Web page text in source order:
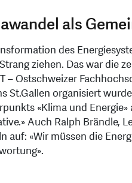
als
des
ziehen. Das war die
– Ostschweizer
St.Gallen organisiert
«Klima und
Auch Ralph Brändle,
auf: «Wir müssen die